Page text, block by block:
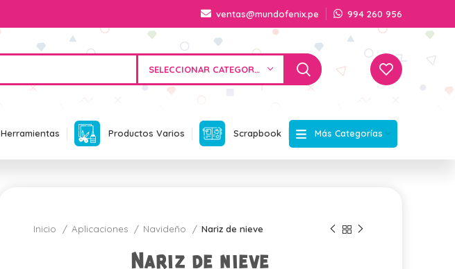
ventas@mundofenix.pe 994 260 956
SELECCIONAR CATEGORÍA
Herramientas Productos Varios Scrapbook Más Categorías
Inicio Aplicaciones Navideño Nariz de nieve
Nariz de nieve